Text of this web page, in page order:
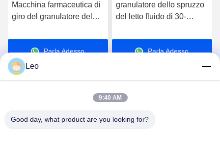
Macchina farmaceutica di
giro del granulatore del
200kg/h 3kw
Parla Adesso.
granulatore dello spruzzo
del letto fluido di 30-
medicina cinese
Parla Adesso.
Jiangsu Shengman Drying Equipment
Leo
9:40 AM
Good day, what product are you looking for?